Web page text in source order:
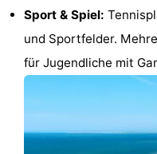
Städte
Natur
Führungen
Sport & Spiel:
und Sportfelder.
für Jugendliche mit